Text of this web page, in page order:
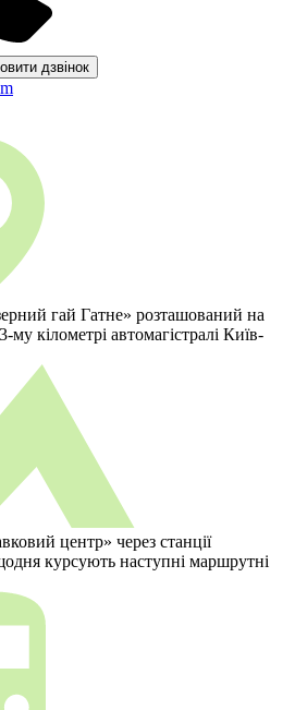
дзвінок
гай Гатне» розташований на
му кілометрі автомагістралі Київ-
центр» через станції
курсують наступні маршрутні